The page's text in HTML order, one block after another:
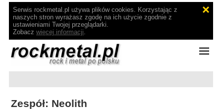
Serwis rockmetal.pl używa plików cookies. Korzystając z
naszych stron wyrażasz zgodę na ich użycie zgodnie z
ustawieniami Twojej przeglądarki.
Zobacz więcej informacji.
Zespół: Neolith